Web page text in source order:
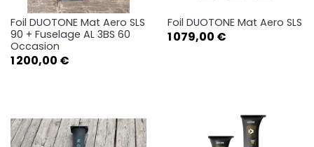
Foil DUOTONE Mat Aero SLS
90 + Fuselage AL 3BS 60
Occasion
Prix
1 200,00 €
Foil DUOTONE Mat Aero SLS
Prix
1 079,00 €